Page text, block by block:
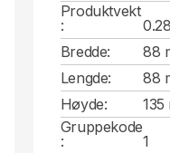
Produktvekt
:
Bredde:
88
Lengde:
88
Høyde:
135
Gruppekode
:
1